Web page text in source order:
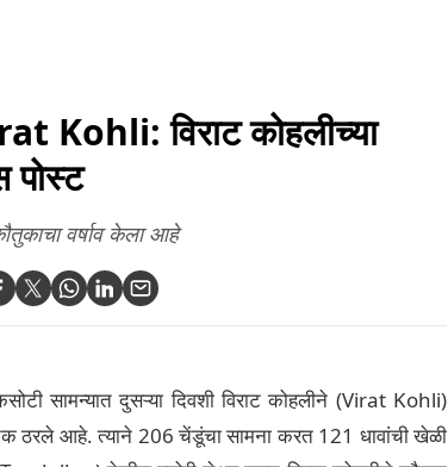
विराट कोहलीच्या
पोस्ट
वर्षाव केला आहे
सामन्यात दुसऱ्या दिवशी विराट कोहलीने (Virat Kohli)
ठरले आहे. त्याने 206 चेंडूंचा सामना करत 121 धावांची खेळी